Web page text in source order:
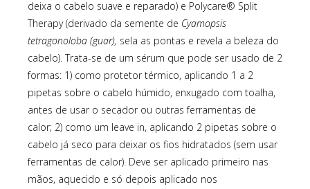
deixa o cabelo suave e reparado) e Polycare® Split
Therapy (derivado da semente de Cyamopsis
tetragonoloba (guar), sela as pontas e revela a beleza do
cabelo). Trata-se de um sérum que pode ser usado de 2
formas: 1) como protetor térmico, aplicando 1 a 2
pipetas sobre o cabelo húmido, enxugado com toalha,
antes de usar o secador ou outras ferramentas de
calor; 2) como um leave in, aplicando 2 pipetas sobre o
cabelo já seco para deixar os fios hidratados (sem usar
ferramentas de calor). Deve ser aplicado primeiro nas
mãos, aquecido e só depois aplicado nos